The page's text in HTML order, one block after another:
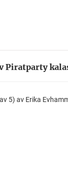
Piratparty
5) av Erika